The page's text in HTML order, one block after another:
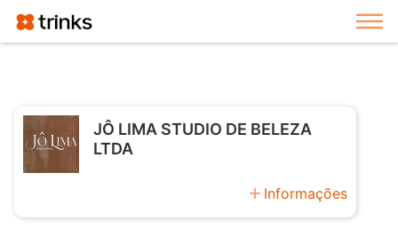
JÔ LIMA STUDIO DE BELEZA
LTDA
add Informações